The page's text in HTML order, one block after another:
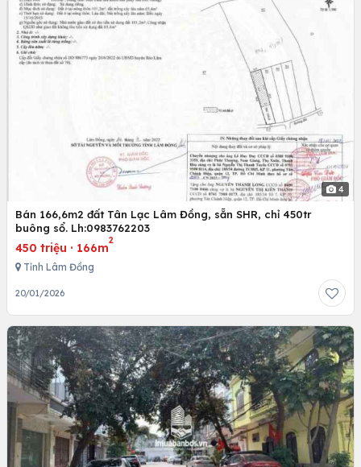
4
Bán 166,6m2 đất Tân Lạc Lâm Đồng, sẵn SHR, chỉ 450tr
buông sổ. Lh:0983762203
450 triệu · 166m
2
Tỉnh Lâm Đồng
20/01/2026